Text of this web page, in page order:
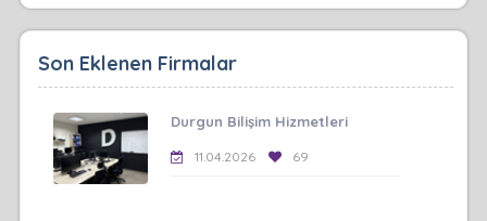
Son Eklenen Firmalar
Durgun Bilişim Hizmetleri
11.04.2026 69